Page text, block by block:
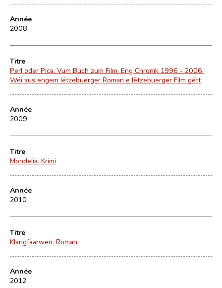
Année
2008
Titre
Perl oder Pica. Vum Buch zum Film. Eng Chronik 1996 - 2006.
Wéi aus engem lëtzebuerger Roman e lëtzebuerger Film gëtt
Année
2009
Titre
Mondelia. Krimi
Année
2010
Titre
Klangfaarwen. Roman
Année
2012